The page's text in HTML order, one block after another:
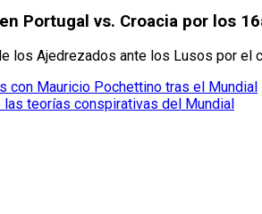
Portugal vs. Croacia por los
los Ajedrezados ante los Lusos por el
con Mauricio Pochettino tras el Mundial
teorías conspirativas del Mundial